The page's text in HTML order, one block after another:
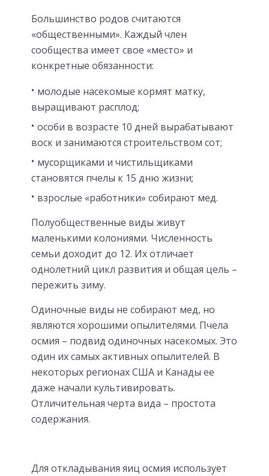
Большинство родов считаются
«общественными». Каждый член
сообщества имеет свое «место» и
конкретные обязанности:
молодые насекомые кормят матку,
выращивают расплод;
особи в возрасте 10 дней вырабатывают
воск и занимаются строительством сот;
мусорщиками и чистильщиками
становятся пчелы к 15 дню жизни;
взрослые «работники» собирают мед.
Полуобщественные виды живут
маленькими колониями. Численность
семьи доходит до 12. Их отличает
однолетний цикл развития и общая цель –
пережить зиму.
Одиночные виды не собирают мед, но
являются хорошими опылителями. Пчела
осмия – подвид одиночных насекомых. Это
один их самых активных опылителей. В
некоторых регионах США и Канады ее
даже начали культивировать.
Отличительная черта вида – простота
содержания.
Для откладывания яиц осмия использует